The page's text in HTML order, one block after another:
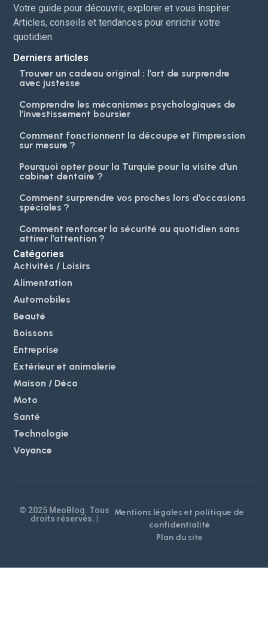
Votre guide pour découvrir, explorer et vous inspirer.
Articles, conseils et tendances pour enrichir votre
quotidien.
Derniers articles
Trouver un cadeau original : l’art de surprendre
avec justesse
Comprendre les mécanismes psychologiques de
l’investissement boursier
Comment fonctionnent la découpe et l’impression
sur mesure ?
Pourquoi opter pour la Turquie pour la visite d’un
cabinet dentaire ?
Comment surprendre vos proches lors d’occasions
spéciales ?
Comment renforcer la sécurité au quotidien sans
attirer l’attention ?
Catégories
Activités / Loisirs
Alimentation
Automobiles
Beauté
Boissons
Entreprise
Extérieur et animalerie
Maison / Déco
Moto
Santé
Technologie
Voyance
© 2025 MeoBlog. Tous
droits réservés. |
Mentions légales et politique de
confidentialité
Plan du site